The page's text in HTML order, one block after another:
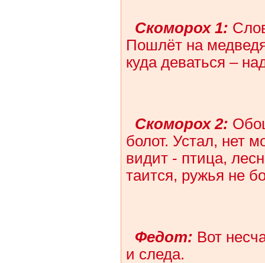
Скоморох 1:
Пошлёт на
куда деваться –
Скоморох 2:
болот. Устал, нет
видит - птица,
таится, ружья не
Федот: Вот
и следа.